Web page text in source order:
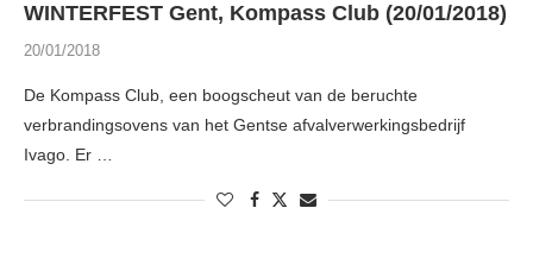
WINTERFEST Gent, Kompass Club (20/01/2018)
20/01/2018
De Kompass Club, een boogscheut van de beruchte
verbrandingsovens van het Gentse afvalverwerkingsbedrijf
Ivago. Er …